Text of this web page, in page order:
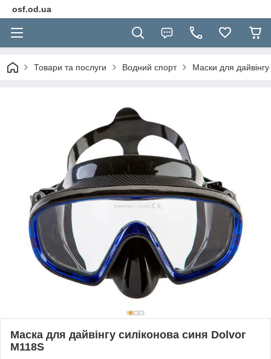
osf.od.ua
Товари та послуги Водний спорт Маски для дайвінгу
Маска для дайвінгу силіконова синя Dolvor
М118S